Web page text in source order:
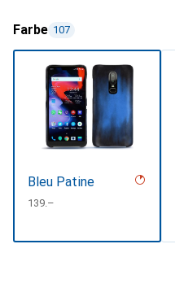
Farbe 107
Bleu Patine
CHF
139.–